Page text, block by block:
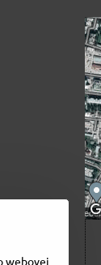
webovej